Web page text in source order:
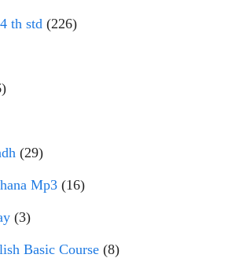
th std (226)
(29)
Mp3 (16)
(3)
Basic Course (8)